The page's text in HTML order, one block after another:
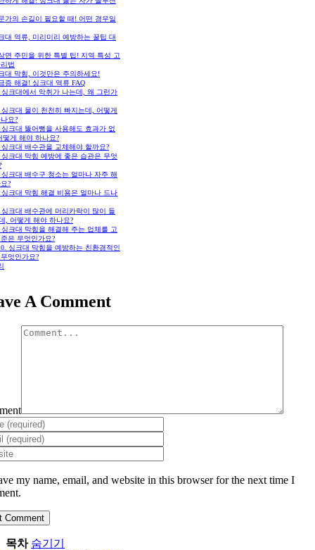
가의 손길이 필요할 때! 어떤 경우일
대 역류, 미리미리 예방하는 꿀팁 대
면 주민을 위한 특별 팁! 지역 특성 고
법
대 막힘, 이것만은 주의하세요!
증 해결! 싱크대 역류 FAQ
싱크대에서 악취가 나는데, 왜 그런가
싱크대 물이 천천히 빠지는데, 어떻게
요?
싱크대 뚫어뻥을 사용해도 효과가 없
떻게 해야 하나요?
싱크대 배수관을 교체해야 할까요?
싱크대 막힘 예방에 좋은 습관은 무엇
싱크대 배수구 청소는 얼마나 자주 해
?
싱크대 막힘 해결 비용은 얼마나 드나
싱크대 배수관에 머리카락이 많이 들
, 어떻게 해야 하나요?
싱크대 막힘을 해결해 주는 업체를 고
은 무엇인가요?
싱크대 막힘을 예방하는 친환경적인
엇인가요?
A Comment
my name, email, and website in this browser for the next time I
목차 숨기기